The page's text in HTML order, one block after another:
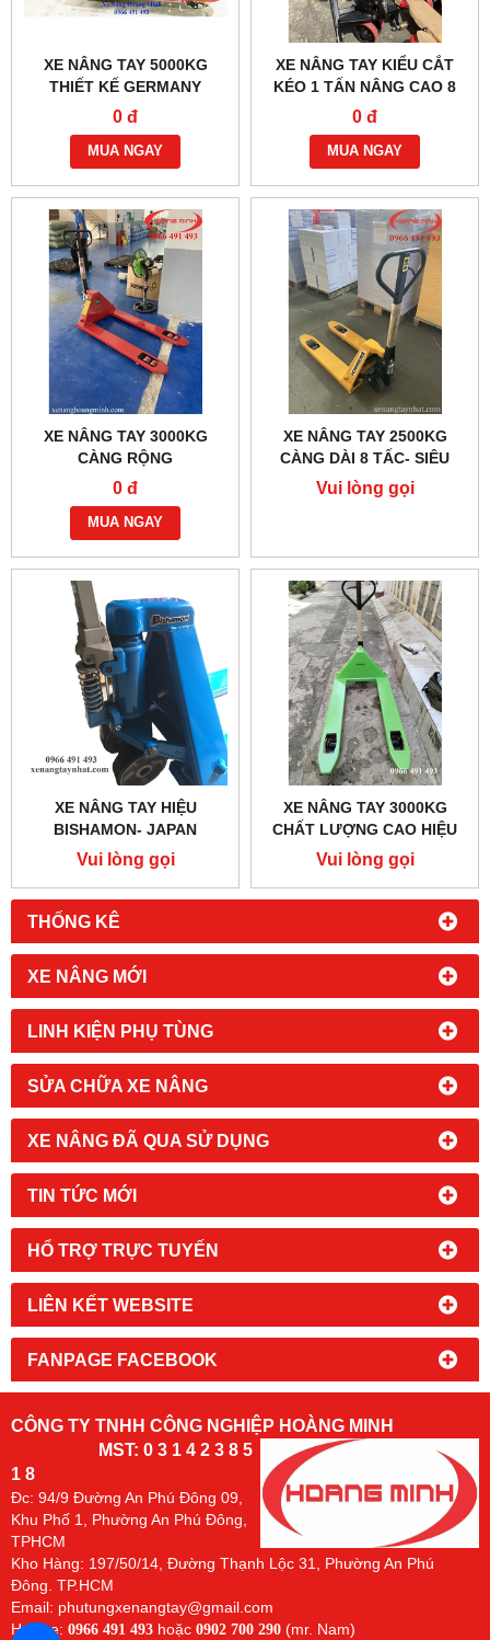
THỐNG KÊ
XE NÂNG MỚI
LINH KIỆN PHỤ TÙNG
SỬA CHỮA XE NÂNG
XE NÂNG ĐÃ QUA SỬ DỤNG
TIN TỨC MỚI
HỔ TRỢ TRỰC TUYẾN
LIÊN KẾT WEBSITE
FANPAGE FACEBOOK
XE NÂNG TAY 5000KG
THIẾT KẾ GERMANY
0 đ
MUA NGAY
XE NÂNG TAY KIỂU CẮT
KÉO 1 TẤN NÂNG CAO 8
TẤC
0 đ
MUA NGAY
XE NÂNG TAY 3000KG
CÀNG RỘNG
0 đ
MUA NGAY
XE NÂNG TAY 2500KG
CÀNG DÀI 8 TẤC- SIÊU
NGẮN
Vui lòng gọi
XE NÂNG TAY HIỆU
BISHAMON- JAPAN
Vui lòng gọi
XE NÂNG TAY 3000KG
CHẤT LƯỢNG CAO HIỆU
ICHIMENS
Vui lòng gọi
CÔNG TY TNHH CÔNG NGHIỆP HOÀNG MINH
MST: 0 3 1 4 2 3 8 5
1 8
Đc: 94/9 Đường An Phú Đông 09,
Khu Phố 1, Phường An Phú Đông,
TPHCM
Kho Hàng: 197/50/14, Đường Thạnh Lộc 31, Phường An Phú
Đông. TP.HCM
Email: phutungxenangtay@gmail.com
Hotline: 0966 491 493 hoặc 0902 700 290 (mr. Nam)